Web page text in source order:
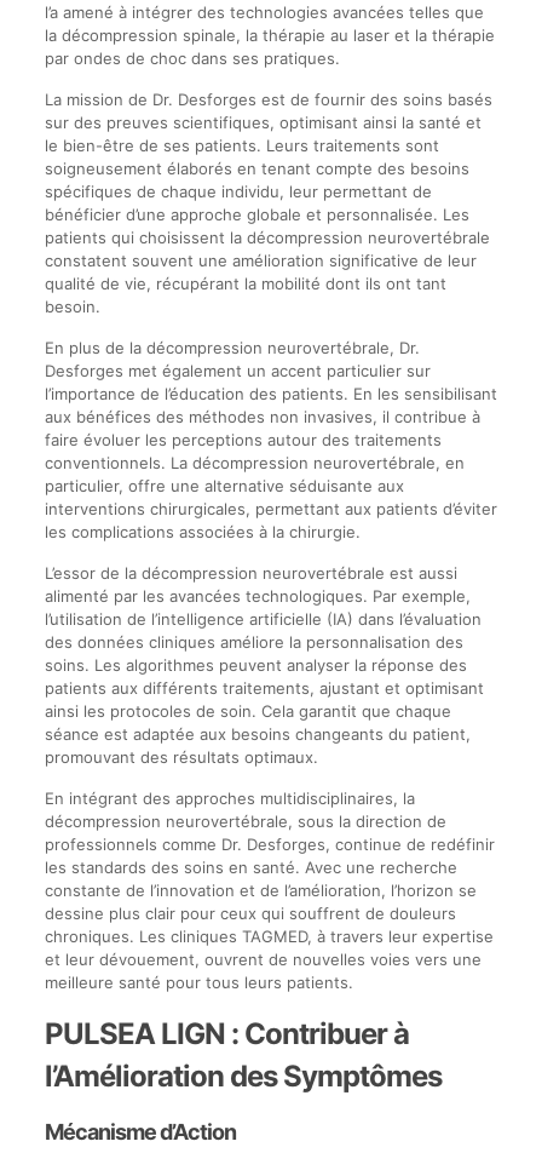
l’a amené à intégrer des technologies avancées telles que
la décompression spinale, la thérapie au laser et la thérapie
par ondes de choc dans ses pratiques.
La mission de Dr. Desforges est de fournir des soins basés
sur des preuves scientifiques, optimisant ainsi la santé et
le bien-être de ses patients. Leurs traitements sont
soigneusement élaborés en tenant compte des besoins
spécifiques de chaque individu, leur permettant de
bénéficier d’une approche globale et personnalisée. Les
patients qui choisissent la décompression neurovertébrale
constatent souvent une amélioration significative de leur
qualité de vie, récupérant la mobilité dont ils ont tant
besoin.
En plus de la décompression neurovertébrale, Dr.
Desforges met également un accent particulier sur
l’importance de l’éducation des patients. En les sensibilisant
aux bénéfices des méthodes non invasives, il contribue à
faire évoluer les perceptions autour des traitements
conventionnels. La décompression neurovertébrale, en
particulier, offre une alternative séduisante aux
interventions chirurgicales, permettant aux patients d’éviter
les complications associées à la chirurgie.
L’essor de la décompression neurovertébrale est aussi
alimenté par les avancées technologiques. Par exemple,
l’utilisation de l’intelligence artificielle (IA) dans l’évaluation
des données cliniques améliore la personnalisation des
soins. Les algorithmes peuvent analyser la réponse des
patients aux différents traitements, ajustant et optimisant
ainsi les protocoles de soin. Cela garantit que chaque
séance est adaptée aux besoins changeants du patient,
promouvant des résultats optimaux.
En intégrant des approches multidisciplinaires, la
décompression neurovertébrale, sous la direction de
professionnels comme Dr. Desforges, continue de redéfinir
les standards des soins en santé. Avec une recherche
constante de l’innovation et de l’amélioration, l’horizon se
dessine plus clair pour ceux qui souffrent de douleurs
chroniques. Les cliniques TAGMED, à travers leur expertise
et leur dévouement, ouvrent de nouvelles voies vers une
meilleure santé pour tous leurs patients.
PULSEA LIGN : Contribuer à
l’Amélioration des Symptômes
Mécanisme d’Action